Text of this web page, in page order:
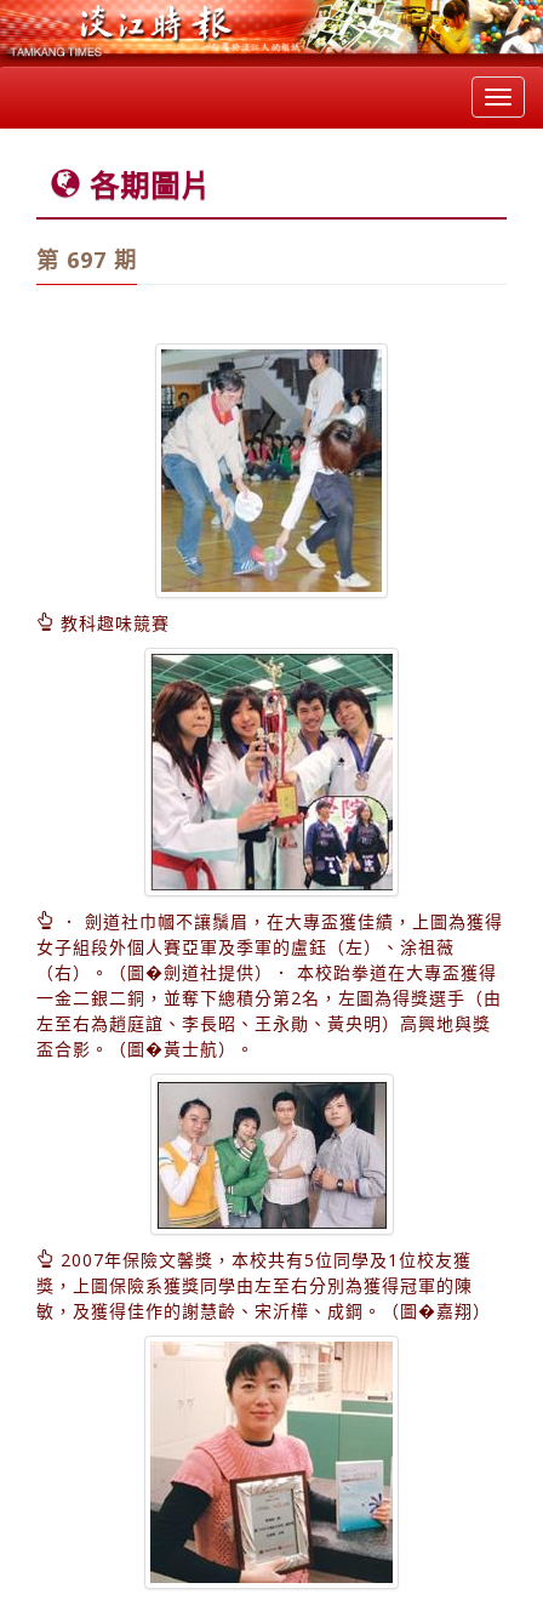
各期圖片
第 697 期
教科趣味競賽
． 劍道社巾幗不讓鬚眉，在大專盃獲佳績，上圖為獲得
女子組段外個人賽亞軍及季軍的盧鈺（左）、涂祖薇
（右）。（圖�劍道社提供）． 本校跆拳道在大專盃獲得
一金二銀二銅，並奪下總積分第2名，左圖為得獎選手（由
左至右為趙庭誼、李長昭、王永勛、黃央明）高興地與獎
盃合影。（圖�黃士航）。
2007年保險文馨獎，本校共有5位同學及1位校友獲
獎，上圖保險系獲獎同學由左至右分別為獲得冠軍的陳
敏，及獲得佳作的謝慧齡、宋沂樺、成鋼。（圖�嘉翔）